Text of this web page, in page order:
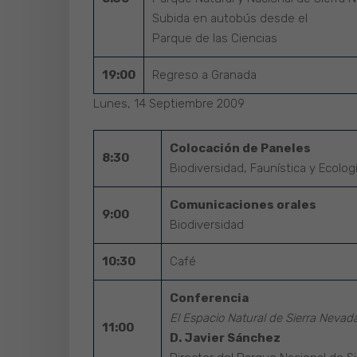
Subida en autobús desde el
Parque de las Ciencias
19:00
Regreso a Granada
Lunes, 14 Septiembre 2009
8:30
Colocación de Paneles
Biodiversidad, Faunística y
9:00
Comunicaciones orales
Biodiversidad
10:30 Café
11:00
Conferencia
El Espacio Natural de Sierra
D. Javier Sánchez